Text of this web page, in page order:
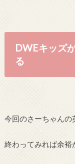
DWEキッズ
る
今回のさーちゃんの
終わってみれば余裕